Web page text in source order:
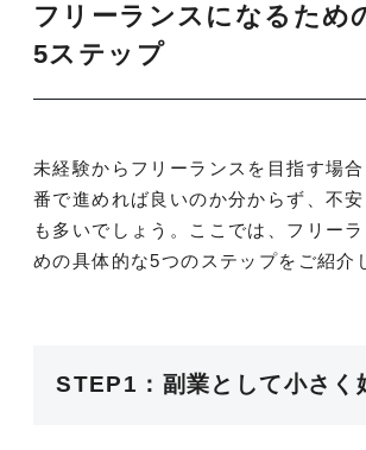
フリーランスになるため
5ステップ
未経験からフリーランスを目指す場
番で進めれば良いのか分からず、不
も多いでしょう。ここでは、フリー
めの具体的な5つのステップをご紹介
STEP1：副業として小さく